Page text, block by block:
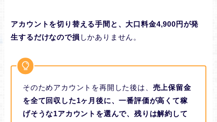
アカウントを切り替える手間と、大口料金4,900円が発
生するだけなので損 しかありません。
そのためアカウントを再開した後は、 売上保留金
を全て回収した1ヶ月後に、一番評価が高くて稼
げそうな1アカウントを選んで、残りは解約して